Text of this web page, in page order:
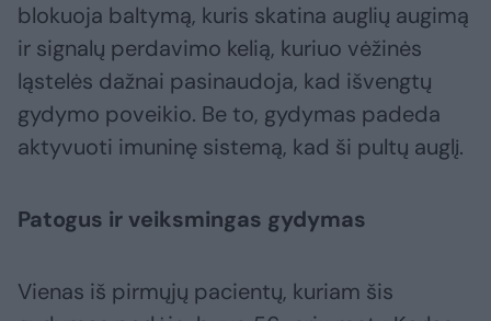
blokuoja baltymą, kuris skatina auglių augimą
ir signalų perdavimo kelią, kuriuo vėžinės
ląstelės dažnai pasinaudoja, kad išvengtų
gydymo poveikio. Be to, gydymas padeda
aktyvuoti imuninę sistemą, kad ši pultų auglį.
Patogus ir veiksmingas gydymas
Vienas iš pirmųjų pacientų, kuriam šis